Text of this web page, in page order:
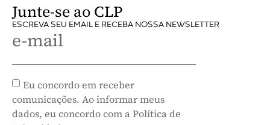
Junte-se ao CLP
ESCREVA SEU EMAIL E RECEBA NOSSA NEWSLETTER
e-mail
Eu concordo em receber
comunicações. Ao informar meus
dados, eu concordo com a Política de